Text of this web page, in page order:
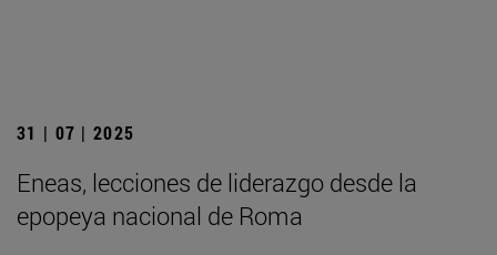
31 | 07 | 2025
Eneas, lecciones de liderazgo desde la
epopeya nacional de Roma